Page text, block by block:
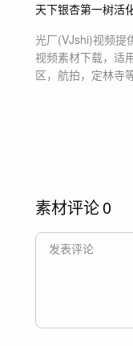
天下银杏第一树活
光厂(VJshi)视频提
视频素材下载，适
区，航拍，定林寺
素材评论0